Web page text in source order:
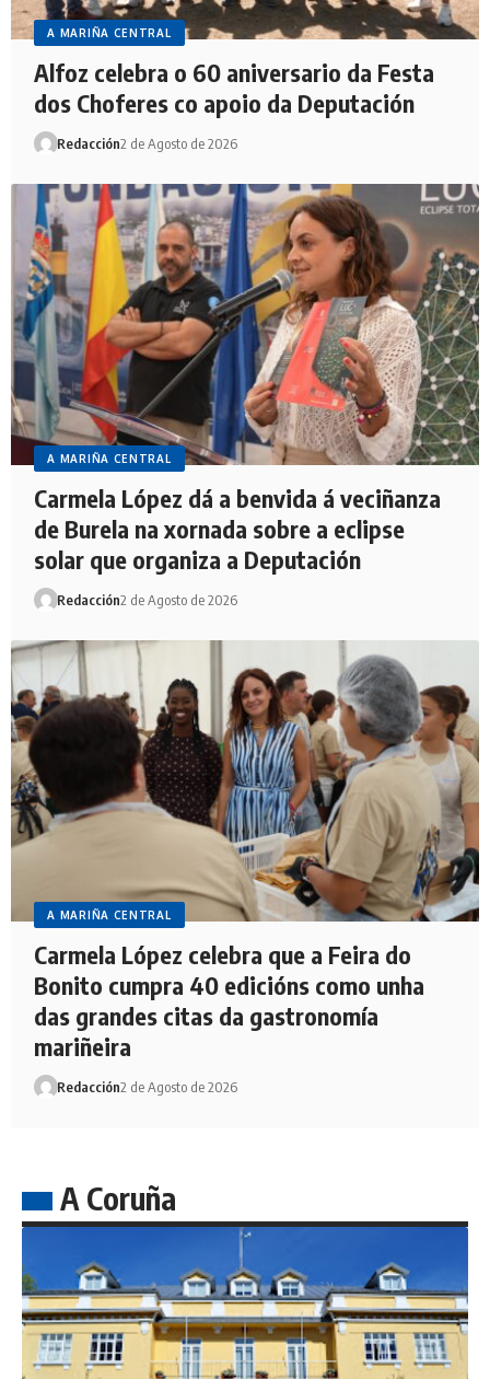
A MARIÑA CENTRAL
Alfoz celebra o 60 aniversario da Festa
dos Choferes co apoio da Deputación
Redacción2 de Agosto de 2026
A MARIÑA CENTRAL
Carmela López dá a benvida á veciñanza
de Burela na xornada sobre a eclipse
solar que organiza a Deputación
Redacción2 de Agosto de 2026
A MARIÑA CENTRAL
Carmela López celebra que a Feira do
Bonito cumpra 40 edicións como unha
das grandes citas da gastronomía
mariñeira
Redacción2 de Agosto de 2026
A Coruña